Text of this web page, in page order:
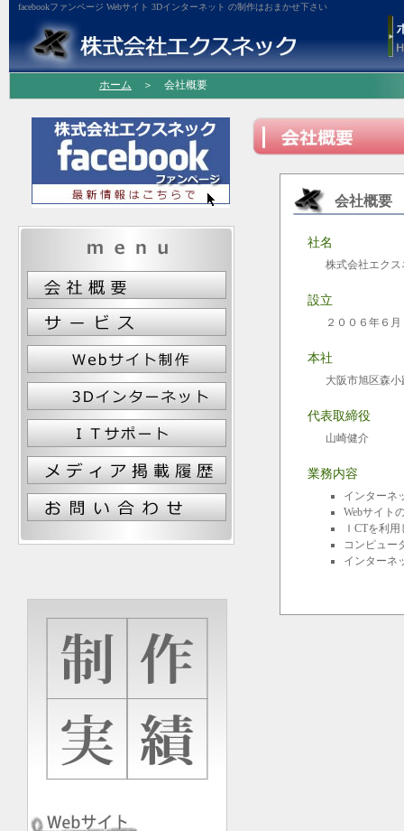
facebookファンページ Webサイト 3Dインターネット の制作はおまかせ下さい
ホーム ＞ 会社概要
会社概要
社名
株式会社エクス
設立
２００６年６
本社
大阪市旭区森
代表取締役
山崎健介
業務内容
インターネ
Webサイト
ＩCTを利
コンピュー
インターネ